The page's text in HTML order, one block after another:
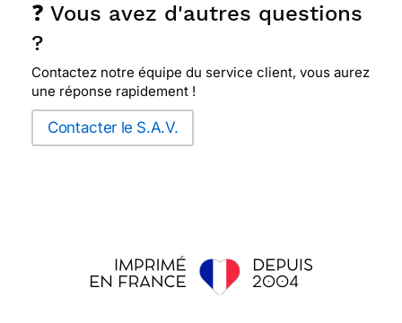
❓ Vous avez d'autres questions
?
Contactez notre équipe du service client, vous aurez
une réponse rapidement !
Contacter le S.A.V.